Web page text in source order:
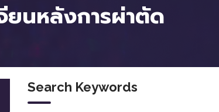
ยนหลังการผ่าตัด
Search Keywords